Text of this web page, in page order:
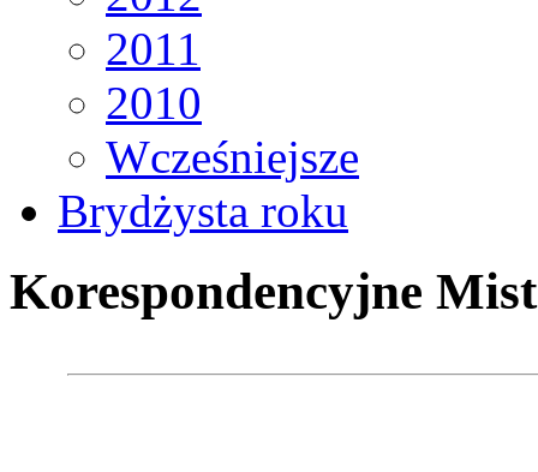
2011
2010
Wcześniejsze
Brydżysta roku
Korespondencyjne